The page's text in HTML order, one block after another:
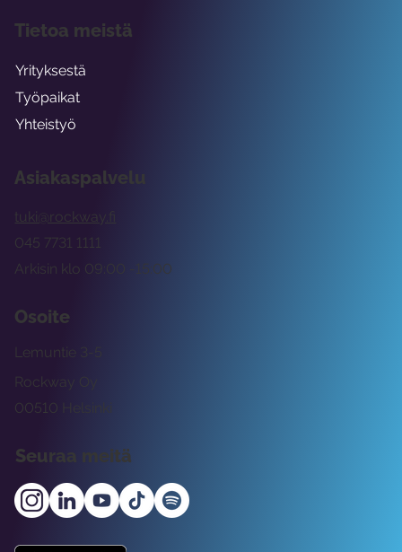
Asiakaspalvelu
tuki@rockway.fi
Arkisin klo 09:00 -15:00
045 7731 1111
Osoite
Rockway Oy
Lemuntie 3-5
00510 Helsinki
Seuraa meitä
Tietoa meistä
Yrityksestä
Työpaikat
Yhteistyö